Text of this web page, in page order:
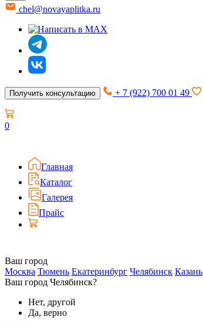
chel@novayaplitka.ru
Получить консультацию + 7 (922) 700 01 49
0
Главная
Каталог
Галерея
Прайс
Ваш город
Москва Тюмень Екатеринбург Челябинск Казань
Ваш город Челябинск?
Нет, другой
Да, верно